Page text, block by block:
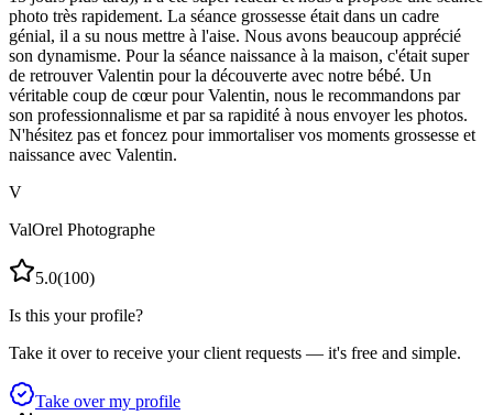
photo très rapidement. La séance grossesse était dans un cadre
génial, il a su nous mettre à l'aise. Nous avons beaucoup apprécié
son dynamisme. Pour la séance naissance à la maison, c'était super
de retrouver Valentin pour la découverte avec notre bébé. Un
véritable coup de cœur pour Valentin, nous le recommandons par
son professionnalisme et par sa rapidité à nous envoyer les photos.
N'hésitez pas et foncez pour immortaliser vos moments grossesse et
naissance avec Valentin.
V
ValOrel Photographe
5.0(100)
Is this your profile?
Take it over to receive your client requests — it's free and simple.
Take over my profile